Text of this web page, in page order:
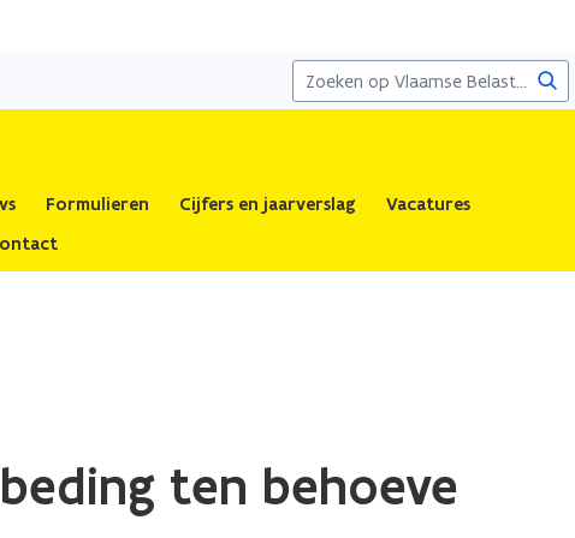
Formulieren Cijfers en jaarverslag
Vacatures
ten behoeve